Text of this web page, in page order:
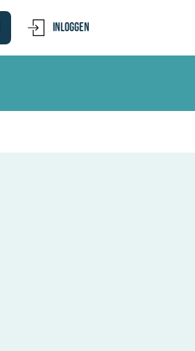
Inloggen